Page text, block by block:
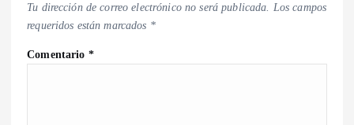
Tu dirección de correo electrónico no será publicada. Los campos
requeridos están marcados *
Comentario *